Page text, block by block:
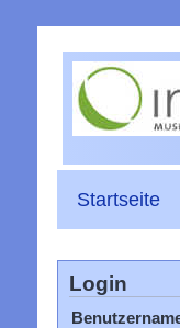
Startseite
Login